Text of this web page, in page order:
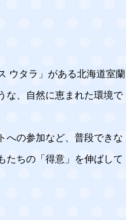
ウタラ」がある北海道室蘭
な、自然に恵まれた環境で
への参加など、普段できな
たちの「得意」を伸ばして